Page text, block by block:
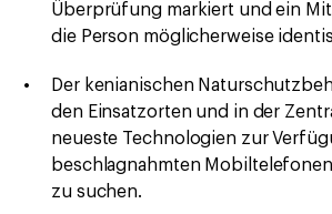
Überprüfung markiert und ein
die Person möglicherweise
Der kenianischen
den Einsatzorten und in der
neueste Technologien zur
beschlagnahmten
zu suchen.